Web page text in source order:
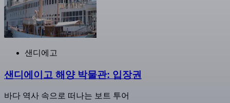
샌디에고
샌디에이고 해양 박물관: 입장권
바다 역사 속으로 떠나는 보트 투어